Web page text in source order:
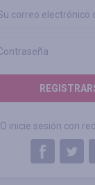
O inicie sesión con